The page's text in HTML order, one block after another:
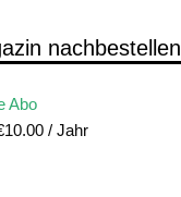
nachbestellen
Abo
10.00 / Jahr